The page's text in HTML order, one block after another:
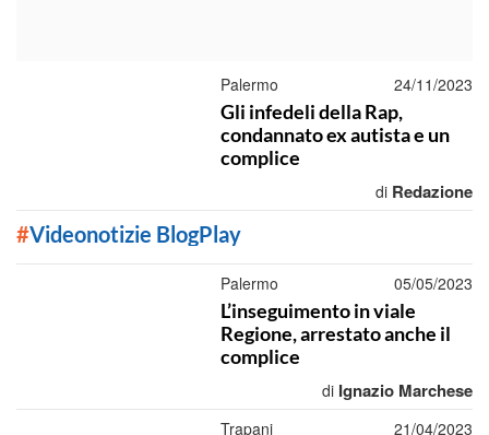
Palermo 24/11/2023
Gli infedeli della Rap,
condannato ex autista e un
complice
di Redazione
#Videonotizie BlogPlay
Palermo 05/05/2023
L’inseguimento in viale
Regione, arrestato anche il
complice
di Ignazio Marchese
Trapani 21/04/2023